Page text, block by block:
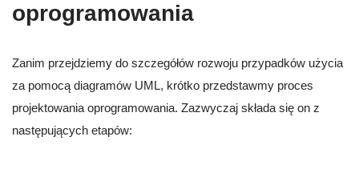
oprogramowania
Zanim przejdziemy do szczegółów rozwoju przypadków użycia
za pomocą diagramów UML, krótko przedstawmy proces
projektowania oprogramowania. Zazwyczaj składa się on z
następujących etapów: